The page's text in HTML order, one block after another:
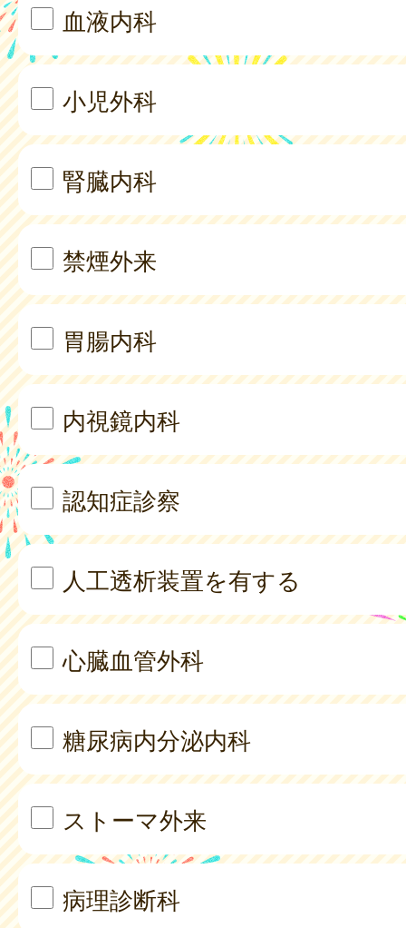
血液内科
小児外科
腎臓内科
禁煙外来
胃腸内科
内視鏡内科
認知症診察
人工透析装置を有する
心臓血管外科
糖尿病内分泌内科
ストーマ外来
病理診断科